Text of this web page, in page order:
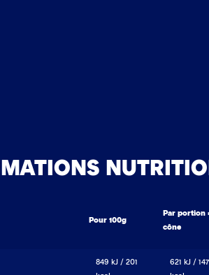
Pour 100g
Par portion
cône
849 kJ / 201
621 kJ / 147